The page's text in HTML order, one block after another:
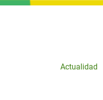
Actualidad